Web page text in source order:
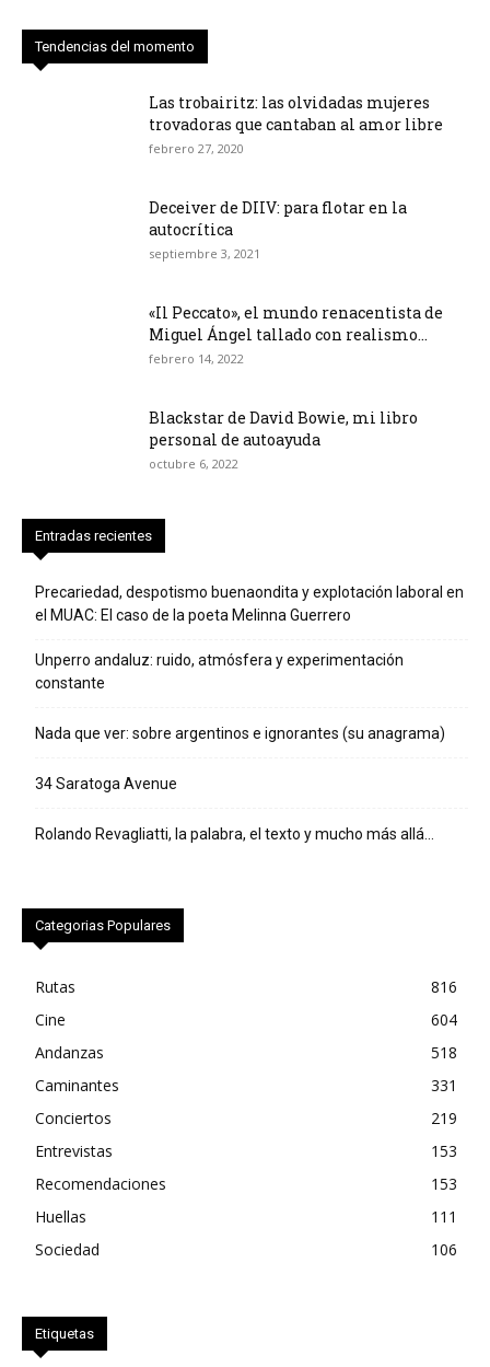
Tendencias del momento
Las trobairitz: las olvidadas mujeres
trovadoras que cantaban al amor libre
febrero 27, 2020
Deceiver de DIIV: para flotar en la
autocrítica
septiembre 3, 2021
«Il Peccato», el mundo renacentista de
Miguel Ángel tallado con realismo...
febrero 14, 2022
Blackstar de David Bowie, mi libro
personal de autoayuda
octubre 6, 2022
Entradas recientes
Precariedad, despotismo buenaondita y explotación laboral en
el MUAC: El caso de la poeta Melinna Guerrero
Unperro andaluz: ruido, atmósfera y experimentación
constante
Nada que ver: sobre argentinos e ignorantes (su anagrama)
34 Saratoga Avenue
Rolando Revagliatti, la palabra, el texto y mucho más allá…
Categorias Populares
Rutas
816
Cine
604
Andanzas
518
Caminantes
331
Conciertos
219
Entrevistas
153
Recomendaciones
153
Huellas
111
Sociedad
106
Etiquetas